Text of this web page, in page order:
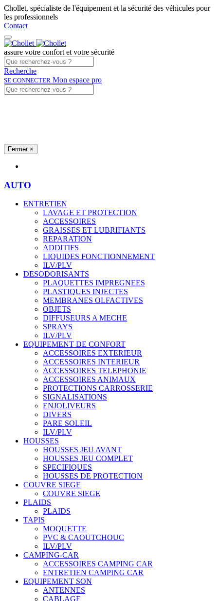
Chollet, spécialiste de l'équipement et la sécurité des véhicules pour
les professionnels
Contact
assure votre confort et votre sécurité
Recherche
SE CONNECTER Mon espace pro
Fermer ×
AUTO
ENTRETIEN
LAVAGE ET PROTECTION
ACCESSOIRES
GRAISSES ET LUBRIFIANTS
REPARATION
ADDITIFS
LIQUIDES FONCTIONNEMENT
ILV/PLV
DESODORISANTS
PLAQUETTES IMPREGNEES
PLASTIQUES INJECTES
MEMBRANES OLFACTIVES
OBJETS
DIFFUSEURS A MECHE
SPRAYS
ILV/PLV
EQUIPEMENT DE CONFORT
ACCESSOIRES EXTERIEUR
ACCESSOIRES INTERIEUR
ACCESSOIRES TELEPHONIE
ACCESSOIRES ANIMAUX
PROTECTIONS CARROSSERIE
SIGNALISATIONS
ENJOLIVEURS
DIVERS
PARE SOLEIL
ILV/PLV
HOUSSES
HOUSSES JEU AVANT
HOUSSES JEU COMPLET
SPECIFIQUES
HOUSSES DE PROTECTION
COUVRE SIEGE
COUVRE SIEGE
PLAIDS
PLAIDS
TAPIS
MOQUETTE
PVC & CAOUTCHOUC
ILV/PLV
CAMPING-CAR
ACCESSOIRES CAMPING CAR
ENTRETIEN CAMPING CAR
EQUIPEMENT SON
ANTENNES
CABLAGE